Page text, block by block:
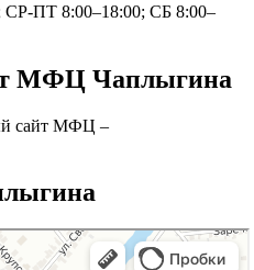
ПТ 8:00–18:00; СБ 8:00–
МФЦ Чаплыгина
сайт МФЦ –